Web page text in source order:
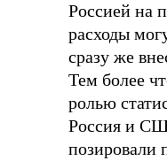
Россией на
расходы
сразу же
Тем более
ролью
Россия и
позировали